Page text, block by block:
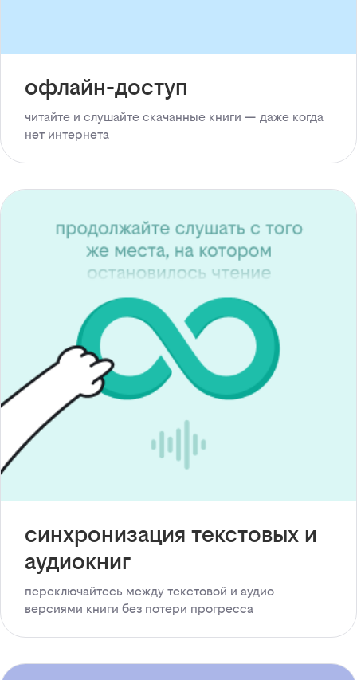
офлайн-доступ
читайте и слушайте скачанные книги — даже когда
нет интернета
синхронизация текстовых и
аудиокниг
переключайтесь между текстовой и аудио
версиями книги без потери прогресса